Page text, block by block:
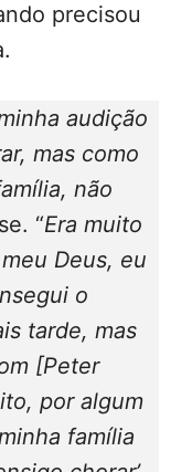
precisou
audição
mas como
não
“Era muito
Deus, eu
o
tarde, mas
[Peter
por algum
família